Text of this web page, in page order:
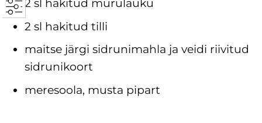
2 sl hakitud murulauku
2 sl hakitud tilli
maitse järgi sidrunimahla ja veidi riivitud
sidrunikoort
meresoola, musta pipart